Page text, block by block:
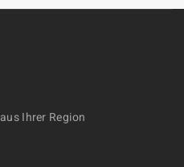
Ihrer Region